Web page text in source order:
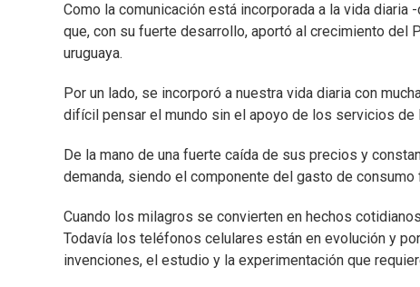
Como la comunicación está incorporada a la vida
que, con su fuerte desarrollo, aportó al crecimiento
uruguaya.
Por un lado, se incorporó a nuestra vida diaria con
difícil pensar el mundo sin el apoyo de los servicios de
De la mano de una fuerte caída de sus precios y
demanda, siendo el componente del gasto de
Cuando los milagros se convierten en hechos
Todavía los teléfonos celulares están en evolución y
invenciones, el estudio y la experimentación que